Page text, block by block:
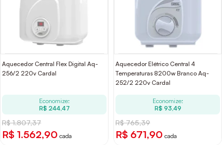
Aquecedor Central Flex Digital Aq-
256/2 220v Cardal
Economize:
R$ 244,47
R$ 1.807,37
R$ 1.562,90 cada
Aquecedor Elétrico Central 4
Temperaturas 8200w Branco Aq-
252/2 220v Cardal
Economize:
R$ 93,49
R$ 765,39
R$ 671,90 cada